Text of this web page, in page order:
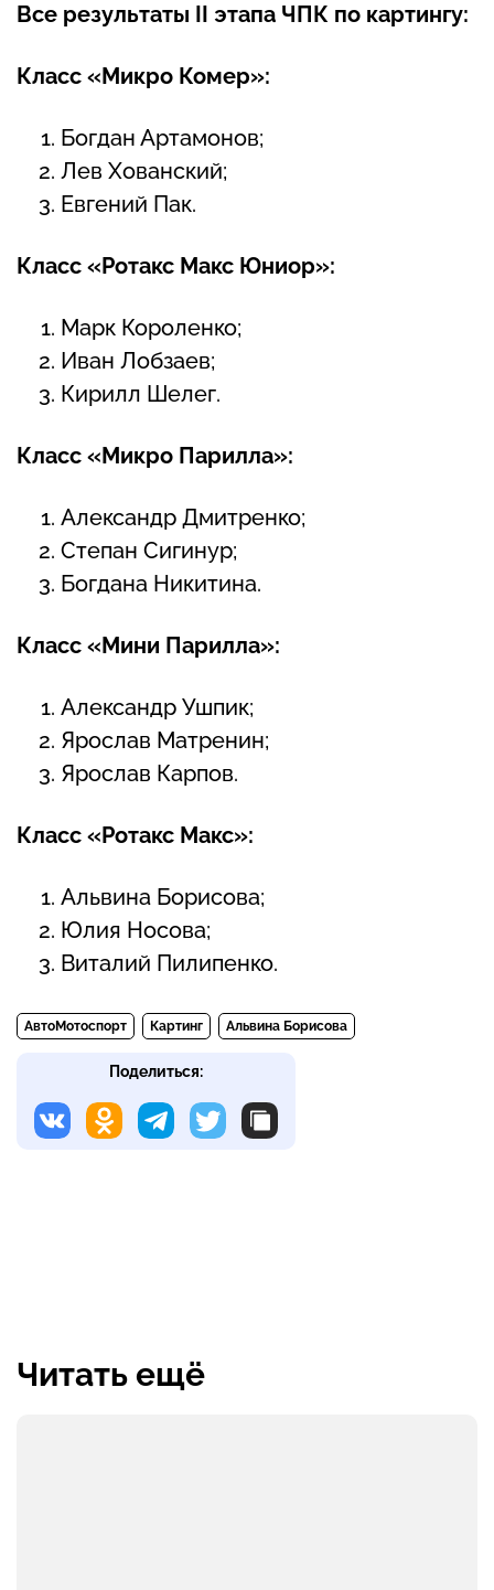
Все результаты II этапа ЧПК по картингу:
Класс «Микро Комер»:
Богдан Артамонов;
Лев Хованский;
Евгений Пак.
Класс «Ротакс Макс Юниор»:
Марк Короленко;
Иван Лобзаев;
Кирилл Шелег.
Класс «Микро Парилла»:
Александр Дмитренко;
Степан Сигинур;
Богдана Никитина.
Класс «Мини Парилла»:
Александр Ушпик;
Ярослав Матренин;
Ярослав Карпов.
Класс «Ротакс Макс»:
Альвина Борисова;
Юлия Носова;
Виталий Пилипенко.
АвтоМотоспорт Картинг Альвина Борисова
Поделиться:
Читать ещё